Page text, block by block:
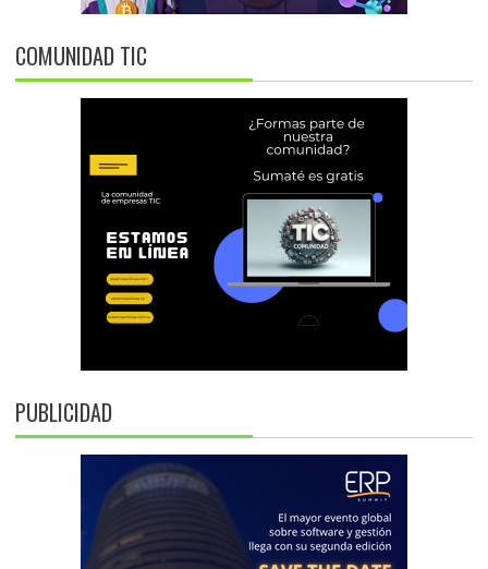
COMUNIDAD TIC
PUBLICIDAD